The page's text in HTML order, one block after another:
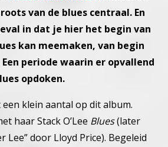
van de blues centraal. En
in dat je hier het begin van
kan meemaken, van begin
periode waarin er opvallend
opdoken.
een klein aantal op dit album.
haar Stack O’Lee Blues(later
Lee” door Lloyd Price). Begeleid